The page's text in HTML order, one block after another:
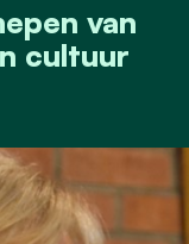
van
cultuur